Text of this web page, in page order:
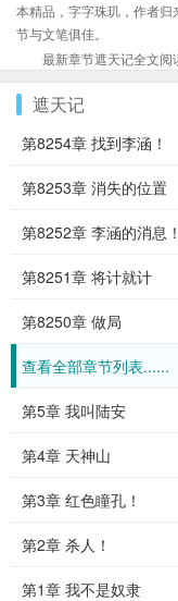
本精品，字字珠玑，作者
节与文笔俱佳。
最新章节遮天记全文
遮天记
第8254章 找到李涵！
第8253章 消失的位置
第8252章 李涵的消息！
第8251章 将计就计
第8250章 做局
查看全部章节列表......
第5章 我叫陆安
第4章 天神山
第3章 红色瞳孔！
第2章 杀人！
第1章 我不是奴隶